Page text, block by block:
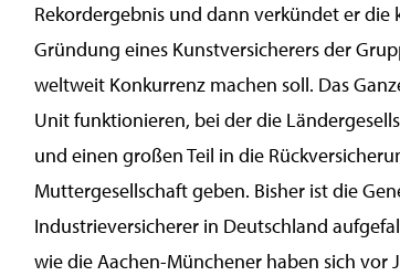
Rekordergebnis und dann verkündet er die
Gründung eines Kunstversicherers der
weltweit Konkurrenz machen soll. Das
Unit funktionieren, bei der die
und einen großen Teil in die
Muttergesellschaft geben. Bisher ist die
Industrieversicherer in Deutschland
wie die Aachen-Münchener haben sich vor